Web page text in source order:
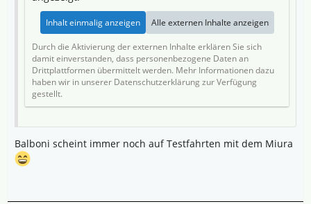
Inhalt einmalig anzeigen Alle externen Inhalte anzeigen
Durch die Aktivierung der externen Inhalte erklären Sie sich
damit einverstanden, dass personenbezogene Daten an
Drittplattformen übermittelt werden. Mehr Informationen dazu
haben wir in unserer Datenschutzerklärung zur Verfügung
gestellt.
Balboni scheint immer noch auf Testfahrten mit dem Miura